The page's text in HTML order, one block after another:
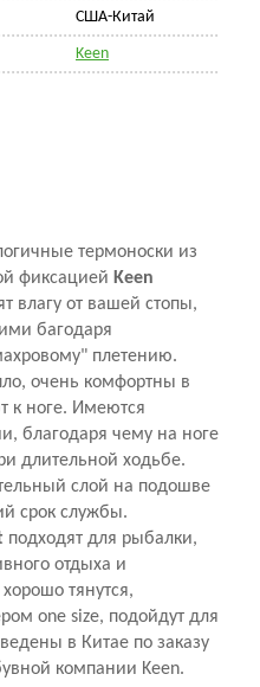
США-Китай
Keen
термоноски из
фиксацией Keen
влагу от вашей стопы,
багодаря
плетению.
очень комфортны в
к ноге. Имеются
благодаря чему на ноге
длительной ходьбе.
слой на подошве
срок службы.
подходят для рыбалки,
отдыха и
тянутся,
one size, подойдут для
в Китае по заказу
компании Keen.